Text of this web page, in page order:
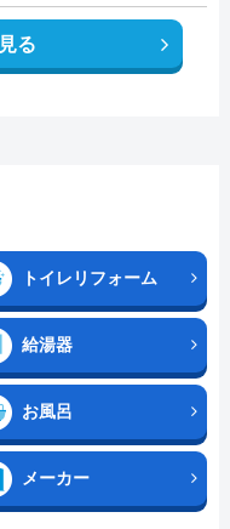
る
トイレリフォーム
給湯器
お風呂
メーカー